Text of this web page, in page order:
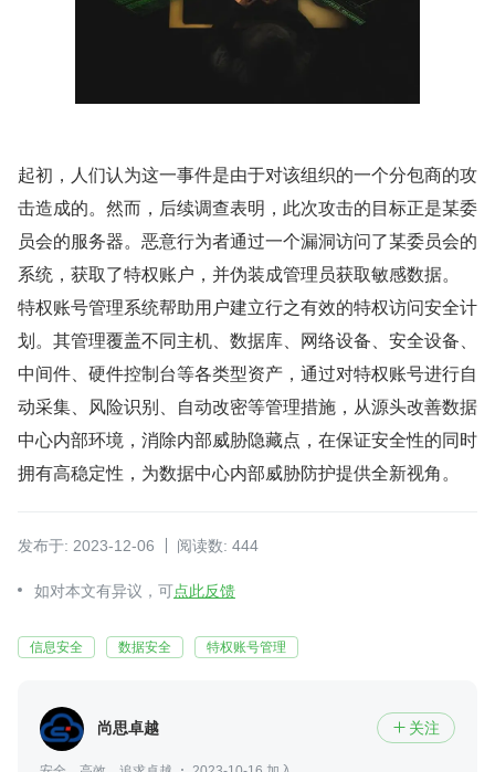
起初，人们认为这一事件是由于对该组织的一个分包商的攻
击造成的。然而，后续调查表明，此次攻击的目标正是某委
员会的服务器。恶意行为者通过一个漏洞访问了某委员会的
系统，获取了特权账户，并伪装成管理员获取敏感数据。
特权账号管理系统帮助用户建立行之有效的特权访问安全计
划。其管理覆盖不同主机、数据库、网络设备、安全设备、
中间件、硬件控制台等各类型资产，通过对特权账号进行自
动采集、风险识别、自动改密等管理措施，从源头改善数据
中心内部环境，消除内部威胁隐藏点，在保证安全性的同时
拥有高稳定性，为数据中心内部威胁防护提供全新视角。
发布于: 2023-12-06 阅读数: 444
如对本文有异议，可点此反馈
信息安全 数据安全 特权账号管理
尚思卓越  关注